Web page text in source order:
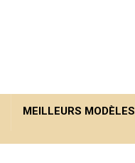
MEILLEURS MODÈLES